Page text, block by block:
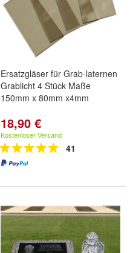
Ersatzgläser für Grab-laternen
Grablicht 4 Stück Maße
150mm x 80mm x4mm
18,90 €
Kostenloser Versand
41